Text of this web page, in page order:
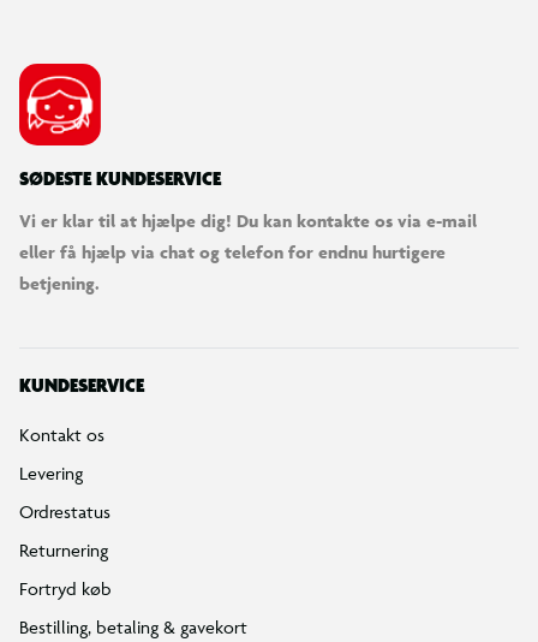
SØDESTE KUNDESERVICE
Vi er klar til at hjælpe dig! Du kan kontakte os via e-mail
eller få hjælp via chat og telefon for endnu hurtigere
betjening.
KUNDESERVICE
Kontakt os
Levering
Ordrestatus
Returnering
Fortryd køb
Bestilling, betaling & gavekort